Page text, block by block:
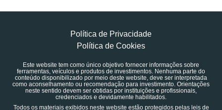
Política de Privacidade
Política de Cookies
Este website tem como único objetivo fornecer informações sobre
ferramentas, veículos e produtos de investimentos. Nenhuma parte do
conteúdo disponibilizado por meio deste website, deve ser interpretada
como aconselhamento ou recomendação para investimento. Orientações
neste sentido devem ser obtidas por instituições e profissionais,
credenciados e devidamente habilitados.
Todos os materiais exibidos neste website estão protegidos pelas leis de